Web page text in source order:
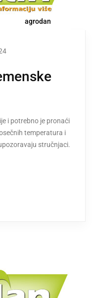
agrodan
i potrebno je pronaći
temperatura i
stručnjaci.